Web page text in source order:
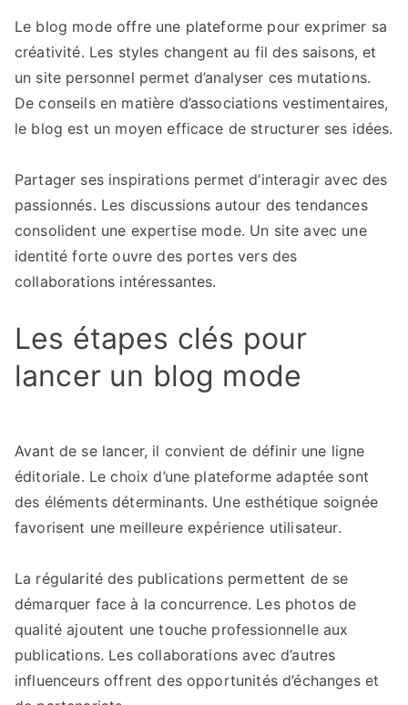
mode
pratiques
qui
à
la
visibilité
Le blog mode offre une plateforme pour exprimer sa
créativité. Les styles changent au fil des saisons, et
un site personnel permet d’analyser ces mutations.
De conseils en matière d’associations vestimentaires,
le blog est un moyen efficace de structurer ses idées.
Partager ses inspirations permet d’interagir avec des
passionnés. Les discussions autour des tendances
consolident une expertise mode. Un site avec une
identité forte ouvre des portes vers des
collaborations intéressantes.
Les étapes clés pour
lancer un blog mode
Avant de se lancer, il convient de définir une ligne
éditoriale. Le choix d’une plateforme adaptée sont
des éléments déterminants. Une esthétique soignée
favorisent une meilleure expérience utilisateur.
La régularité des publications permettent de se
démarquer face à la concurrence. Les photos de
qualité ajoutent une touche professionnelle aux
publications. Les collaborations avec d’autres
influenceurs offrent des opportunités d’échanges et